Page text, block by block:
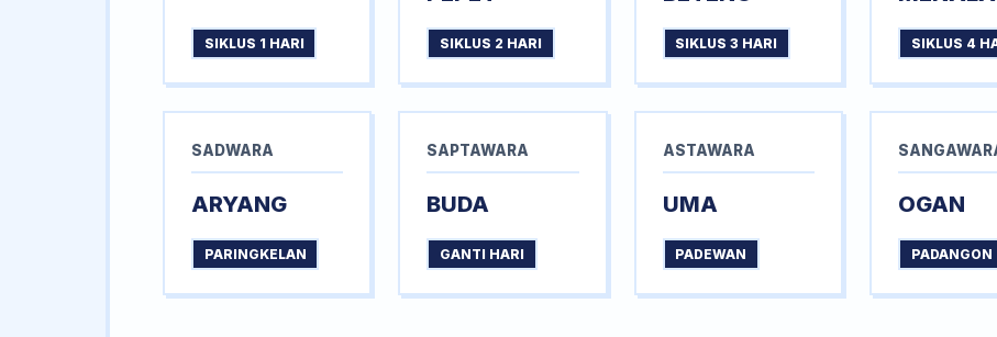
SIKLUS 1 HARI SIKLUS 2 HARI SIKLUS 3 HARI SIKLUS 4
SADWARA
ARYANG
PARINGKELAN
SAPTAWARA
BUDA
GANTI HARI
ASTAWARA
UMA
PADEWAN
OGAN
PADANGON